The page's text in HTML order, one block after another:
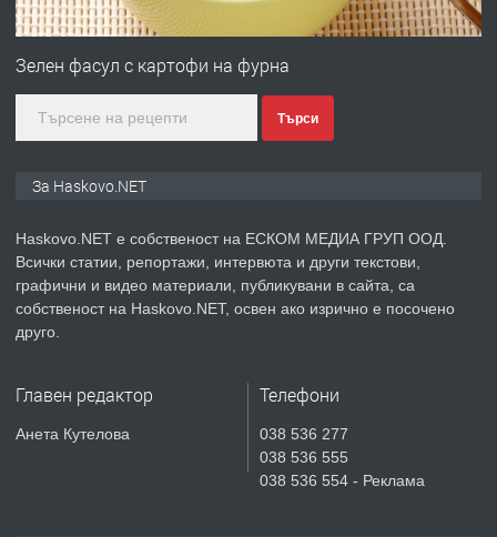
ПРЕДЛАГА
№4120 Магазин/Офис под наем в кв.
градската градина!
преди 3 дни
ПРЕДЛАГА
Продавам парцел в гр. Хасково кв.
СГЛОБЯВАНЕ НА МЕБЕЛИ.
Зелен фасул с картофи на фурна
Търси
За Haskovo.NET
Haskovo.NET е собственост на ЕСКОМ МЕДИА ГРУП ООД.
Всички статии, репортажи, интервюта и други текстови,
графични и видео материали, публикувани в сайта, са
собственост на Haskovo.NET, освен ако изрично е посочено
друго.
Главен редактор
Анета Кутелова
Телефони
038 536 277
038 536 555
038 536 554 - Реклама